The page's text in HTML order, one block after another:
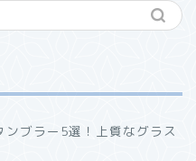
ブラー5選！上質なグラス